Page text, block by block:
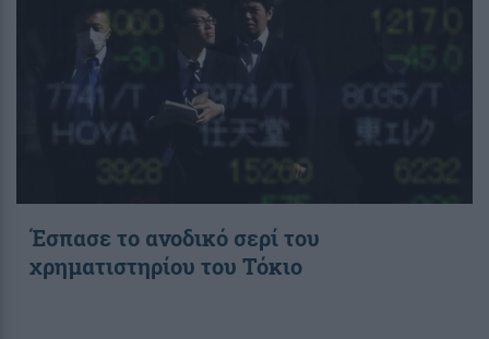
Έσπασε το ανοδικό σερί του
χρηματιστηρίου του Τόκιο